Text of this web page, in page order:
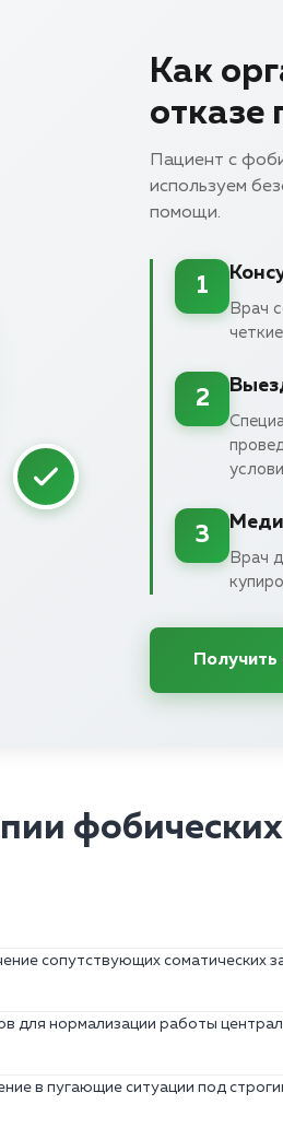
Как
отказе
Пациент с
используем
помощи.
1
Врач
2
3
Врач
Получить
сопутствующих соматических
для нормализации работы
в пугающие ситуации под